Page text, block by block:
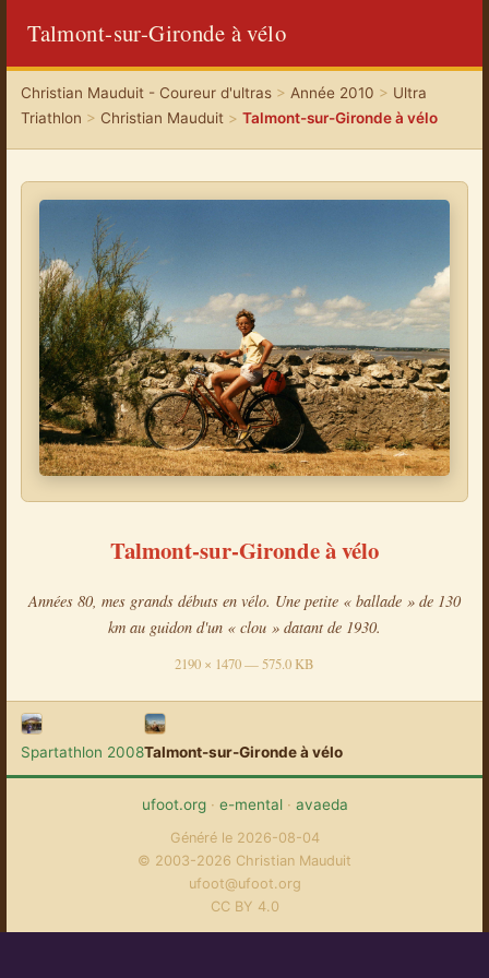
Talmont-sur-Gironde à vélo
Christian Mauduit - Coureur d'ultras> Année 2010 > Ultra
Triathlon > Christian Mauduit > Talmont-sur-Gironde à vélo
Talmont-sur-Gironde à vélo
Années 80, mes grands débuts en vélo. Une petite « ballade » de 130
km au guidon d'un « clou » datant de 1930.
2190 × 1470 — 575.0 KB
Spartathlon 2008Talmont-sur-Gironde à vélo
ufoot.org· e-mental· avaeda
Généré le 2026-08-04
© 2003-2026 Christian Mauduit
ufoot@ufoot.org
CC BY 4.0